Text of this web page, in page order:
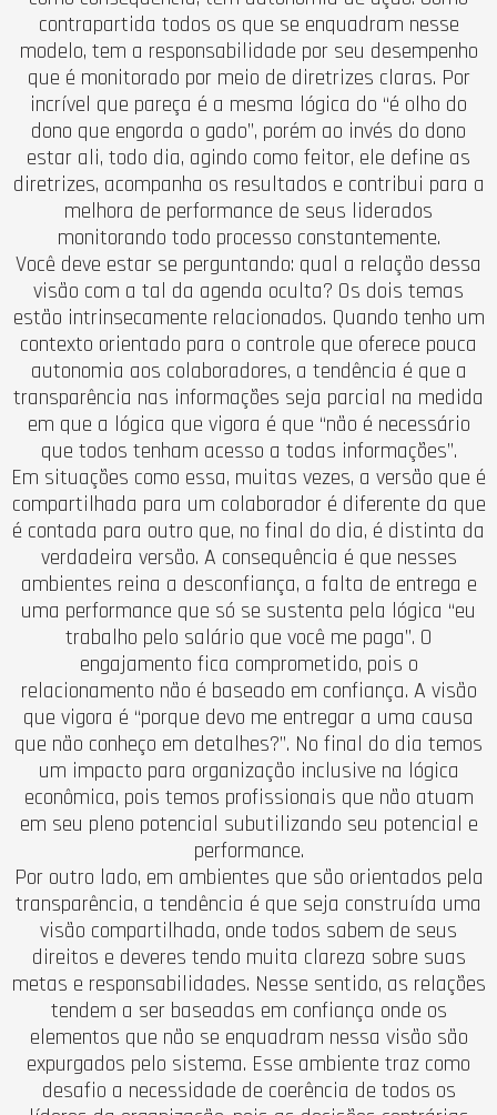
contrapartida todos os que se enquadram nesse
modelo, tem a responsabilidade por seu desempenho
que é monitorado por meio de diretrizes claras. Por
incrível que pareça é a mesma lógica do “é olho do
dono que engorda o gado”, porém ao invés do dono
estar ali, todo dia, agindo como feitor, ele define as
diretrizes, acompanha os resultados e contribui para a
melhora de performance de seus liderados
monitorando todo processo constantemente.
Você deve estar se perguntando: qual a relação dessa
visão com a tal da agenda oculta? Os dois temas
estão intrinsecamente relacionados. Quando tenho um
contexto orientado para o controle que oferece pouca
autonomia aos colaboradores, a tendência é que a
transparência nas informações seja parcial na medida
em que a lógica que vigora é que “não é necessário
que todos tenham acesso a todas informações”.
Em situações como essa, muitas vezes, a versão que é
compartilhada para um colaborador é diferente da que
é contada para outro que, no final do dia, é distinta da
verdadeira versão. A consequência é que nesses
ambientes reina a desconfiança, a falta de entrega e
uma performance que só se sustenta pela lógica “eu
trabalho pelo salário que você me paga”. O
engajamento fica comprometido, pois o
relacionamento não é baseado em confiança. A visão
que vigora é “porque devo me entregar a uma causa
que não conheço em detalhes?”. No final do dia temos
um impacto para organização inclusive na lógica
econômica, pois temos profissionais que não atuam
em seu pleno potencial subutilizando seu potencial e
performance.
Por outro lado, em ambientes que são orientados pela
transparência, a tendência é que seja construída uma
visão compartilhada, onde todos sabem de seus
direitos e deveres tendo muita clareza sobre suas
metas e responsabilidades. Nesse sentido, as relações
tendem a ser baseadas em confiança onde os
elementos que não se enquadram nessa visão são
expurgados pelo sistema. Esse ambiente traz como
desafio a necessidade de coerência de todos os